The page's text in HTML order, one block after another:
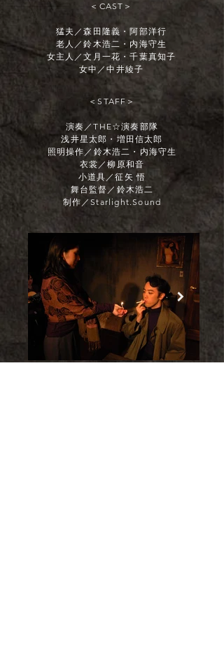
＜CAST＞
猛夫／森田隆義・阿部洋行
老人／鈴木浩二・内海守生
女主人／文月一花・千葉真知子
女中／中井綾子
＜STAFF＞
演奏／THE☆演奏部隊
浅井星太郎・増田信太郎
照明操作／鈴木浩二・内海守生
衣裳／柳原和音
小道具／征矢 悟
舞台監督／鈴木浩二
制作／Starlight.Sound